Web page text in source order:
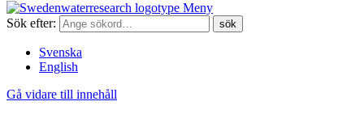
Meny
Sök efter:
Svenska
English
Gå vidare till innehåll